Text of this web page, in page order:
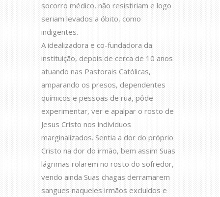
socorro médico, não resistiriam e logo
seriam levados a óbito, como
indigentes.
A idealizadora e co-fundadora da
instituição, depois de cerca de 10 anos
atuando nas Pastorais Católicas,
amparando os presos, dependentes
químicos e pessoas de rua, pôde
experimentar, ver e apalpar o rosto de
Jesus Cristo nos indivíduos
marginalizados. Sentia a dor do próprio
Cristo na dor do irmão, bem assim Suas
lágrimas rolarem no rosto do sofredor,
vendo ainda Suas chagas derramarem
sangues naqueles irmãos excluídos e